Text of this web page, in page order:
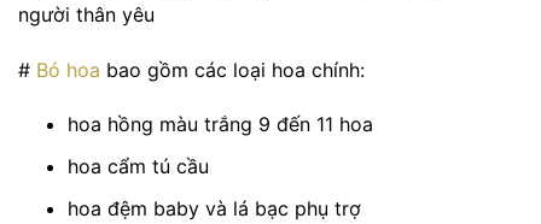
người thân yêu
# Bó hoa bao gồm các loại hoa chính:
hoa hồng màu trắng 9 đến 11 hoa
hoa cẩm tú cầu
hoa đệm baby và lá bạc phụ trợ